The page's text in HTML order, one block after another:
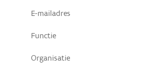
E-mailadres
Functie
Organisatie